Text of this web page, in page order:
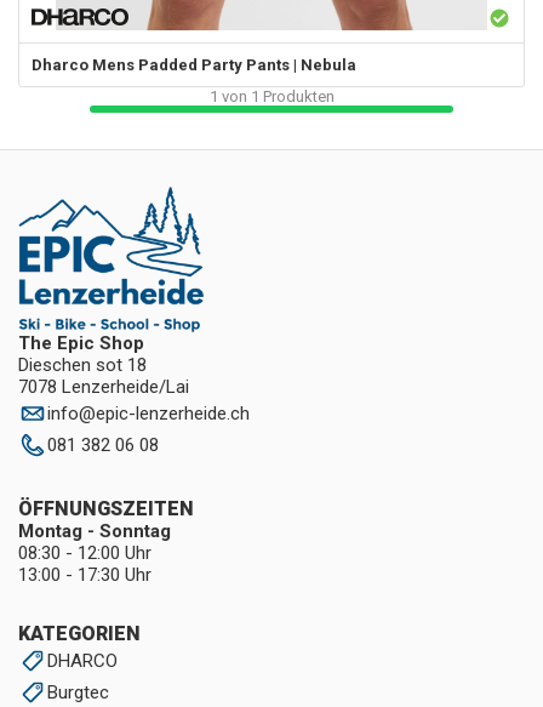
Dharco Mens Padded Party Pants | Nebula
1 von 1 Produkten
The Epic Shop
Dieschen sot 18
7078 Lenzerheide/Lai
info@epic-lenzerheide.ch
081 382 06 08
KATEGORIEN
DHARCO
Burgtec
ÖFFNUNGSZEITEN
Montag - Sonntag
08:30 - 12:00 Uhr
13:00 - 17:30 Uhr